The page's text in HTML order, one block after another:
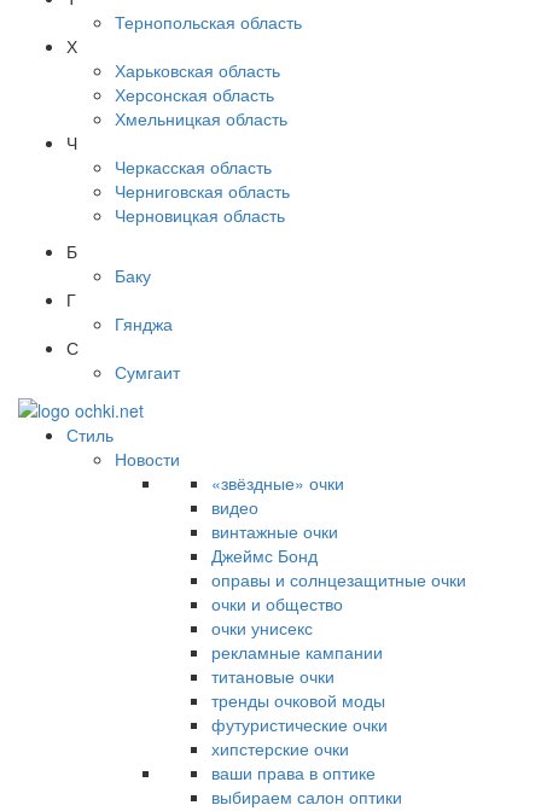
Тернопольская область
Х
Харьковская область
Херсонская область
Хмельницкая область
Ч
Черкасская область
Черниговская область
Черновицкая область
Б
Баку
Г
Гянджа
С
Сумгаит
Стиль
Новости
«звёздные» очки
видео
винтажные очки
Джеймс Бонд
оправы и солнцезащитные очки
очки и общество
очки унисекс
рекламные кампании
титановые очки
тренды очковой моды
футуристические очки
хипстерские очки
ваши права в оптике
выбираем салон оптики